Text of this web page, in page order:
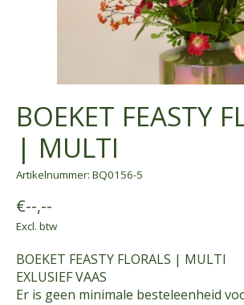
BOEKET FEASTY
| MULTI
Artikelnummer: BQ0156-5
€--,--
Excl. btw
BOEKET FEASTY FLORALS | MULTI
EXLUSIEF VAAS
Er is geen minimale besteleenheid